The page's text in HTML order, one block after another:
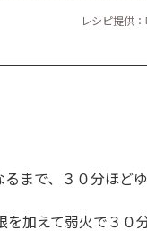
レシピ提供
まで、３０分ほど
を加えて弱火で３０